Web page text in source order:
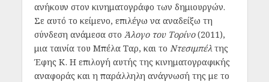
ανήκουν στον κινηματογράφο των δημιουργών.
Σε αυτό το κείμενο, επιλέγω να αναδείξω τη
σύνδεση ανάμεσα στο Άλογο του Τορίνο(2011),
μια ταινία του Μπέλα Ταρ, και το Ντεσιμπέλ της
Έφης Κ. Η επιλογή αυτής της κινηματογραφικής
αναφοράς και η παράλληλη ανάγνωσή της με το